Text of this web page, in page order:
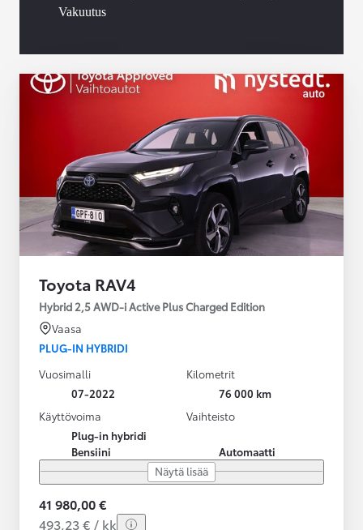
Vakuutus
Toyota RAV4
Hybrid 2,5 AWD-i Active Plus Charged Edition
Vaasa
PLUG-IN HYBRIDI
Vuosimalli
07-2022
Kilometrit
76 000 km
Käyttövoima
Plug-in hybridi
Bensiini
Vaihteisto
Automaatti
Näytä lisää
41 980,00 €
493,23 € / kk